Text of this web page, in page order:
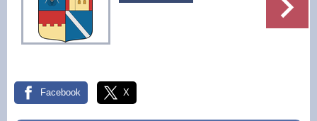
Pályázatok
Facebook X